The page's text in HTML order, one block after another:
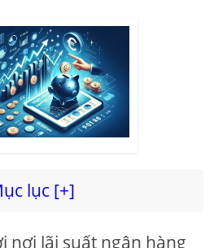
lục [+]
nơi lãi suất ngân hàng